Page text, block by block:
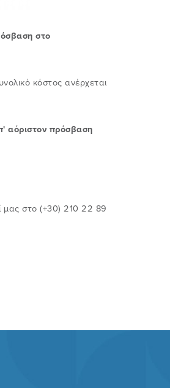
στο
κόστος ανέρχεται
αόριστον πρόσβαση
μας στο (+30) 210 22 89